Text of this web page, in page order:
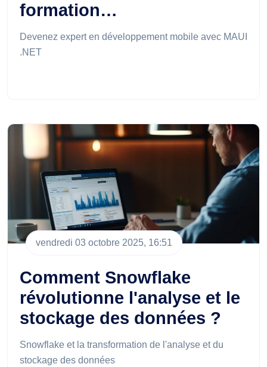
formation…
Devenez expert en développement mobile avec MAUI
.NET
vendredi 03 octobre 2025, 16:51
Comment Snowflake
révolutionne l'analyse et le
stockage des données ?
Snowflake et la transformation de l'analyse et du
stockage des données